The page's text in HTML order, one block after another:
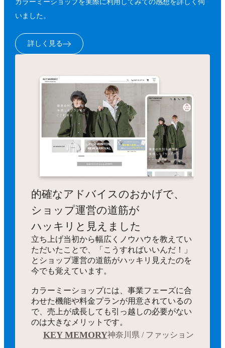
カラーミーショップを実際に利用してみての感想を詳しく伺
いました。
詳しく見る
的確なアドバイスのおかげで、
ショップ運営の道筋が
ハッキリと見えました
立ち上げ当初から幅広くノウハウを教えてい
ただいたことで、「こうすればいいんだ！」
とショップ運営の道筋がハッキリ見えたのを
今でも覚えています。
カラーミーショップには、事業フェーズに合
わせた機能や料金プランが用意されているの
で、売上が成長しても引っ越しの必要がない
のは大きなメリットです。
KEY MEMORY神奈川県 / ファッション